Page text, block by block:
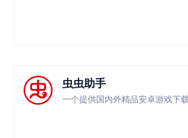
虫虫助手
一个提供国内外精品安卓游戏下